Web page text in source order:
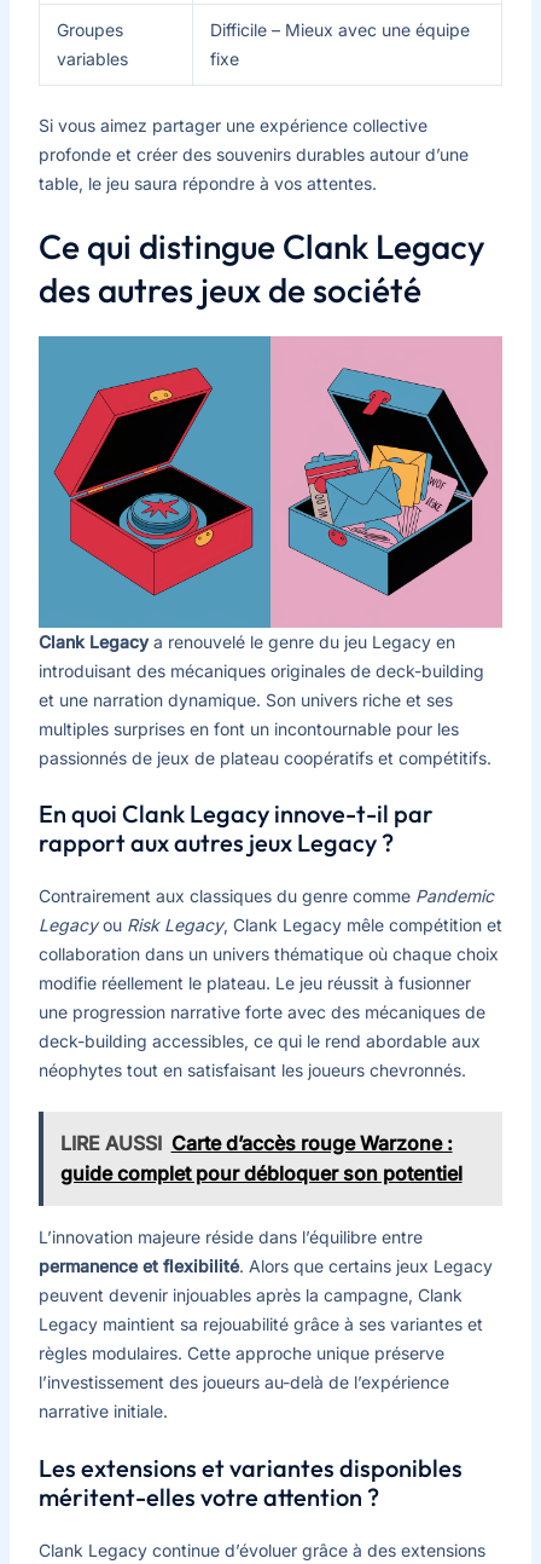
Groupes
variables
Difficile – Mieux avec une équipe
fixe
Si vous aimez partager une expérience collective
profonde et créer des souvenirs durables autour d’une
table, le jeu saura répondre à vos attentes.
Ce qui distingue Clank Legacy
des autres jeux de société
Clank Legacya renouvelé le genre du jeu Legacy en
introduisant des mécaniques originales de deck-building
et une narration dynamique. Son univers riche et ses
multiples surprises en font un incontournable pour les
passionnés de jeux de plateau coopératifs et compétitifs.
En quoi Clank Legacy innove-t-il par
rapport aux autres jeux Legacy ?
Contrairement aux classiques du genre comme Pandemic
Legacyou Risk Legacy, Clank Legacy mêle compétition et
collaboration dans un univers thématique où chaque choix
modifie réellement le plateau. Le jeu réussit à fusionner
une progression narrative forte avec des mécaniques de
deck-building accessibles, ce qui le rend abordable aux
néophytes tout en satisfaisant les joueurs chevronnés.
LIRE AUSSI Carte d’accès rouge Warzone :
guide complet pour débloquer son potentiel
L’innovation majeure réside dans l’équilibre entre
permanence et flexibilité. Alors que certains jeux Legacy
peuvent devenir injouables après la campagne, Clank
Legacy maintient sa rejouabilité grâce à ses variantes et
règles modulaires. Cette approche unique préserve
l’investissement des joueurs au-delà de l’expérience
narrative initiale.
Les extensions et variantes disponibles
méritent-elles votre attention ?
Clank Legacy continue d’évoluer grâce à des extensions